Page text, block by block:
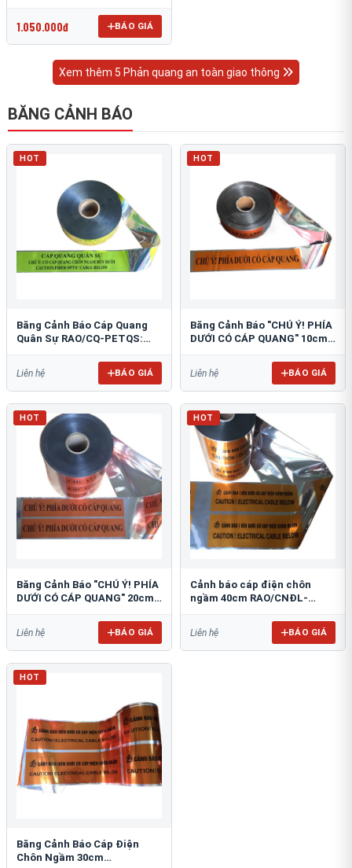
1.050.000đ BÁO GIÁ
Xem thêm 5 Phản quang an toàn giao thông
BĂNG CẢNH BÁO
HOT
Băng Cảnh Báo Cáp Quang
Quân Sự RAO/CQ-PETQS:
Liên hệ BÁO GIÁ
HOT
Băng Cảnh Báo "CHÚ Ý! PHÍA
DƯỚI CÓ CÁP QUANG" 10cm:
Liên hệ BÁO GIÁ
HOT
Băng Cảnh Báo "CHÚ Ý! PHÍA
DƯỚI CÓ CÁP QUANG" 20cm
Liên hệ BÁO GIÁ
HOT
Cảnh báo cáp điện chôn
ngầm 40cm RAO/CNĐL-
Liên hệ BÁO GIÁ
HOT
Băng Cảnh Báo Cáp Điện
Chôn Ngầm 30cm